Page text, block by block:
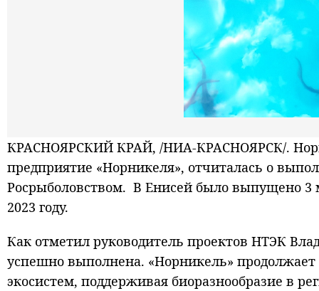
КРАСНОЯРСКИЙ КРАЙ, /НИА-КРАСНОЯРСК/.
предприятие «Норникеля», отчиталась о
Росрыболовством. В Енисей было выпущено 3
2023 году.
Как отметил руководитель проектов НТЭК
успешно выполнена. «Норникель» продолжает
экосистем, поддерживая биоразнообразие в